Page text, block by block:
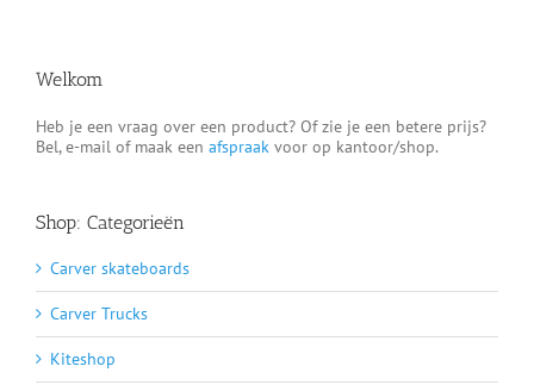
Welkom
Heb je een vraag over een product? Of zie je een betere prijs?
Bel, e-mail of maak een afspraak voor op kantoor/shop.
Shop: Categorieën
Carver skateboards
Carver Trucks
Kiteshop